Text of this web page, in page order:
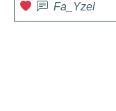
Fa_Yzel